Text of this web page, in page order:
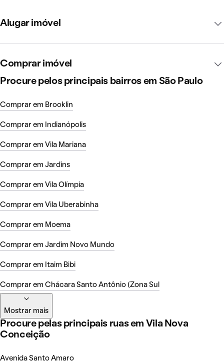
Alugar imóvel
Comprar imóvel
Procure pelos principais bairros em São Paulo
Comprar em Brooklin
Comprar em Indianópolis
Comprar em Vila Mariana
Comprar em Jardins
Comprar em Vila Olímpia
Comprar em Vila Uberabinha
Comprar em Moema
Comprar em Jardim Novo Mundo
Comprar em Itaim Bibi
Comprar em Chácara Santo Antônio (Zona Sul
Mostrar mais
Procure pelas principais ruas em Vila Nova
Conceição
Avenida Santo Amaro